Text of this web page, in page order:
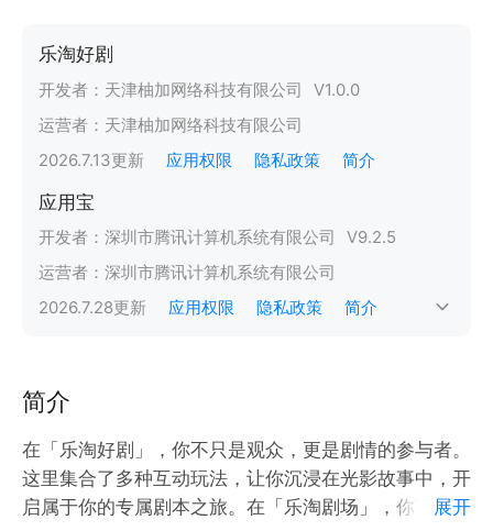
乐淘好剧
开发者： 天津柚加网络科技有限公司 V1.0.0
运营者： 天津柚加网络科技有限公司
2026.7.13更新 应用权限 隐私政策 简介
应用宝
开发者： 深圳市腾讯计算机系统有限公司 V9.2.5
运营者： 深圳市腾讯计算机系统有限公司
2026.7.28更新 应用权限 隐私政策 简介
简介
在「乐淘好剧」，你不只是观众，更是剧情的参与者。
这里集合了多种互动玩法，让你沉浸在光影故事中，开
启属于你的专属剧本之旅。在「乐淘剧场」，你可以自
展开